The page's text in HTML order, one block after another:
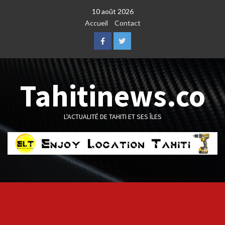
10 août 2026
Accueil
Contact
FacebookTwitter
Tahitinews.co
L'ACTUALITÉ DE TAHITI ET SES ÎLES